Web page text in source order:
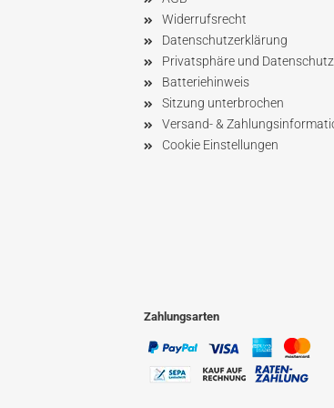
Widerrufsrecht
Datenschutzerklärung
Privatsphäre und Datenschutz
Batteriehinweis
Sitzung unterbrochen
Versand- &
Cookie Einstellungen
Zahlungsarten